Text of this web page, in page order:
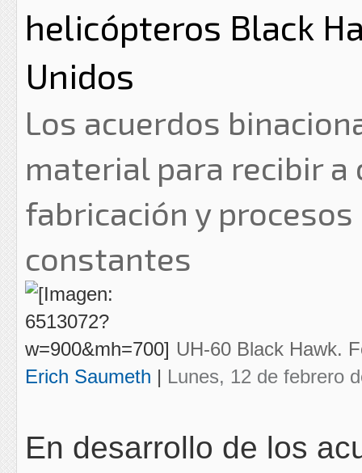
helicópteros Black
Unidos
Los acuerdos
material para recibir a
fabricación y
constantes
UH-60 Black Hawk.
Erich Saumeth | Lunes, 12 de febrero
En desarrollo de los